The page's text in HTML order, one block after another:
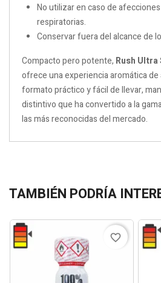
No utilizar en caso de
respiratorias.
Conservar fuera del alcance de
Compacto pero potente, Rush
ofrece una experiencia aromática
formato práctico y fácil de llevar,
distintivo que ha convertido a la
las más reconocidas del mercado.
TAMBIÉN PODRÍA
favorite_border